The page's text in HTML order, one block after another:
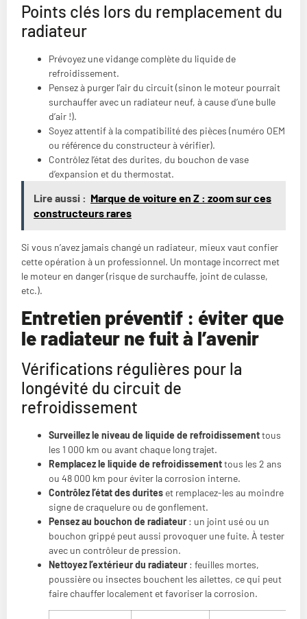
Points clés lors du remplacement du
radiateur
Prévoyez une vidange complète du liquide de
refroidissement.
Pensez à purger l’air du circuit (sinon le moteur pourrait
surchauffer avec un radiateur neuf, à cause d’une bulle
d’air !).
Soyez attentif à la compatibilité des pièces (numéro OEM
ou référence du constructeur à vérifier).
Contrôlez l’état des durites, du bouchon de vase
d’expansion et du thermostat.
Lire aussi : Marque de voiture en Z : zoom sur ces
constructeurs rares
Si vous n’avez jamais changé un radiateur, mieux vaut confier
cette opération à un professionnel. Un montage incorrect met
le moteur en danger (risque de surchauffe, joint de culasse,
etc.).
Entretien préventif : éviter que
le radiateur ne fuit à l’avenir
Vérifications régulières pour la
longévité du circuit de
refroidissement
Surveillez le niveau de liquide de refroidissementtous
les 1 000 km ou avant chaque long trajet.
Remplacez le liquide de refroidissementtous les 2 ans
ou 48 000 km pour éviter la corrosion interne.
Contrôlez l’état des durites et remplacez-les au moindre
signe de craquelure ou de gonflement.
Pensez au bouchon de radiateur : un joint usé ou un
bouchon grippé peut aussi provoquer une fuite. À tester
avec un contrôleur de pression.
Nettoyez l’extérieur du radiateur : feuilles mortes,
poussière ou insectes bouchent les ailettes, ce qui peut
faire chauffer localement et favoriser la corrosion.